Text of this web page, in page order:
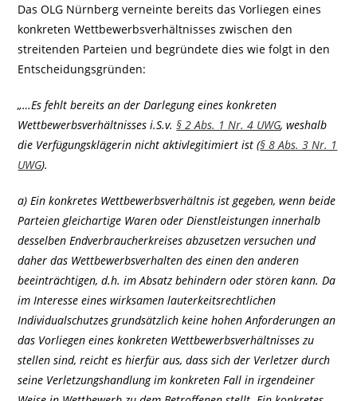
Das OLG Nürnberg verneinte bereits das Vorliegen eines
konkreten Wettbewerbsverhältnisses zwischen den
streitenden Parteien und begründete dies wie folgt in den
Entscheidungsgründen:
„…Es fehlt bereits an der Darlegung eines konkreten
Wettbewerbsverhältnisses i.S.v.§ 2 Abs. 1 Nr. 4 UWG, weshalb
die Verfügungsklägerin nicht aktivlegitimiert ist (§ 8 Abs. 3 Nr. 1
UWG).
a) Ein konkretes Wettbewerbsverhältnis ist gegeben, wenn beide
Parteien gleichartige Waren oder Dienstleistungen innerhalb
desselben Endverbraucherkreises abzusetzen versuchen und
daher das Wettbewerbsverhalten des einen den anderen
beeinträchtigen, d.h. im Absatz behindern oder stören kann. Da
im Interesse eines wirksamen lauterkeitsrechtlichen
Individualschutzes grundsätzlich keine hohen Anforderungen an
das Vorliegen eines konkreten Wettbewerbsverhältnisses zu
stellen sind, reicht es hierfür aus, dass sich der Verletzer durch
seine Verletzungshandlung im konkreten Fall in irgendeiner